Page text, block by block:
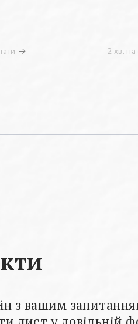
2 хв.
з вашим